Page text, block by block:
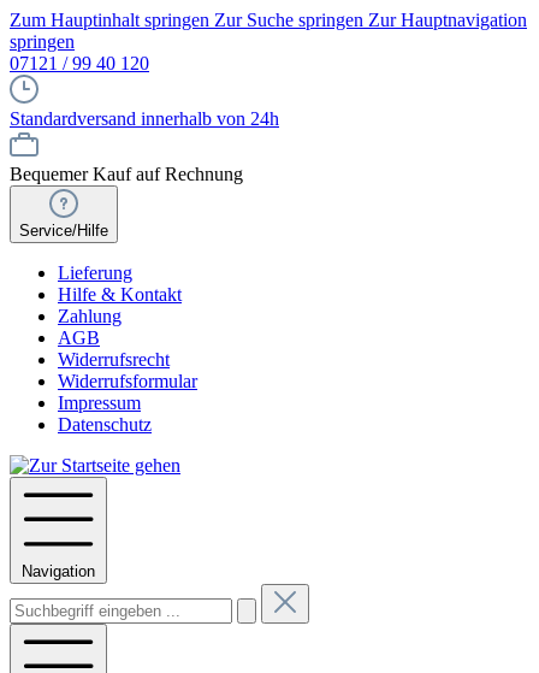
Zum Hauptinhalt springen Zur Suche springen Zur Hauptnavigation
springen
07121 / 99 40 120
Standardversand innerhalb von 24h
Bequemer Kauf auf Rechnung
Service/Hilfe
Lieferung
Hilfe & Kontakt
Zahlung
AGB
Widerrufsrecht
Widerrufsformular
Impressum
Datenschutz
Navigation